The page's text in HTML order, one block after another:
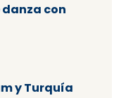
con
y Turquía